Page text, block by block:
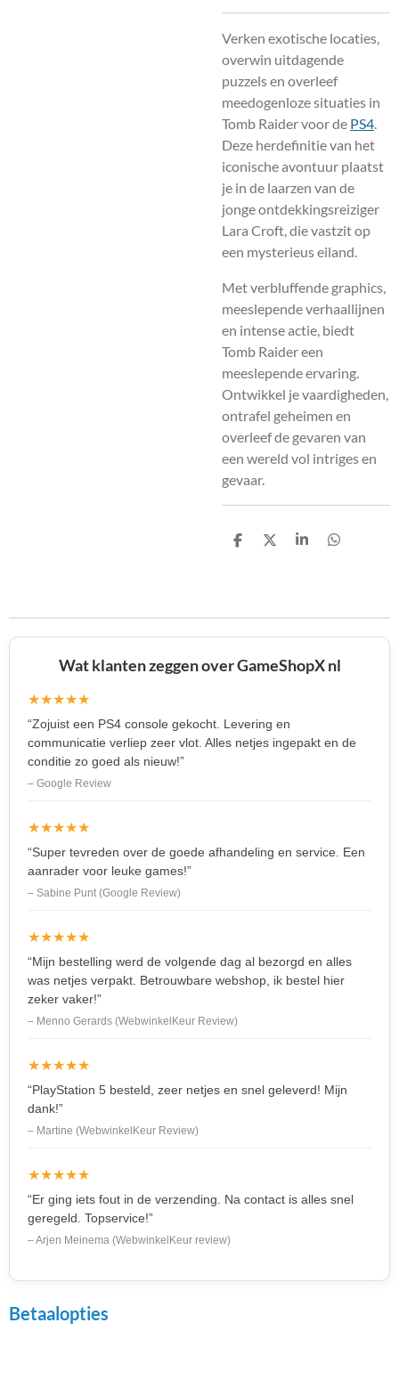
Verken exotische locaties,
overwin uitdagende
puzzels en overleef
meedogenloze situaties in
Tomb Raider voor de PS4.
Deze herdefinitie van het
iconische avontuur plaatst
je in de laarzen van de
jonge ontdekkingsreiziger
Lara Croft, die vastzit op
een mysterieus eiland.
Met verbluffende graphics,
meeslepende verhaallijnen
en intense actie, biedt
Tomb Raider een
meeslepende ervaring.
Ontwikkel je vaardigheden,
ontrafel geheimen en
overleef de gevaren van
een wereld vol intriges en
gevaar.
D
D
S
D
Wat klanten zeggen over GameShopX nl
★★★★★
“Zojuist een PS4 console gekocht. Levering en
communicatie verliep zeer vlot. Alles netjes ingepakt en de
conditie zo goed als nieuw!”
– Google Review
★★★★★
“Super tevreden over de goede afhandeling en service. Een
aanrader voor leuke games!”
– Sabine Punt (Google Review)
★★★★★
“Mijn bestelling werd de volgende dag al bezorgd en alles
was netjes verpakt. Betrouwbare webshop, ik bestel hier
zeker vaker!”
– Menno Gerards (WebwinkelKeur Review)
★★★★★
“PlayStation 5 besteld, zeer netjes en snel geleverd! Mijn
dank!”
– Martine (WebwinkelKeur Review)
★★★★★
“Er ging iets fout in de verzending. Na contact is alles snel
geregeld. Topservice!”
– Arjen Meinema (WebwinkelKeur review)
Betaalopties